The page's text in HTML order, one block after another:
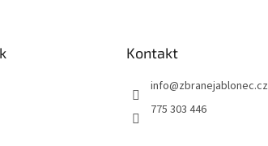
Kontakt
info@zbranejablonec.cz
775 303 446